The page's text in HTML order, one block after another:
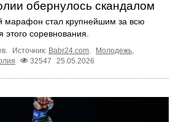
обернулось скандалом
марафон стал крупнейшим за всю
этого соревнования.
Источник: Babr24.com. Молодежь,
32547 25.05.2026